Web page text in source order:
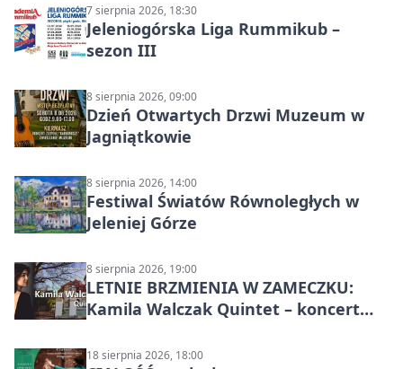
7 sierpnia 2026, 18:30
Jeleniogórska Liga Rummikub –
sezon III
8 sierpnia 2026, 09:00
Dzień Otwartych Drzwi Muzeum w
Jagniątkowie
8 sierpnia 2026, 14:00
Festiwal Światów Równoległych w
Jeleniej Górze
8 sierpnia 2026, 19:00
LETNIE BRZMIENIA W ZAMECZKU:
Kamila Walczak Quintet – koncert
18 sierpnia 2026, 18:00